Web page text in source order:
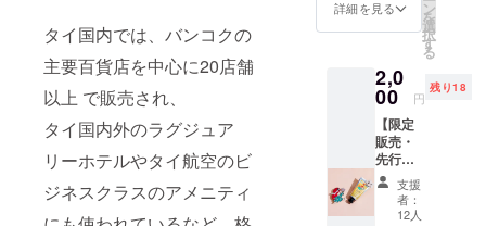
タイ国内では、バンコクの
主要百貨店を中心に20店舗
以上 で販売され、
タイ国内外のラグジュア
リーホテルやタイ航空のビ
ジネスクラスのアメニティ
ゼント致しま
詳細を見る ン
を
選
択
す
る
2,0
00 円
残り18
【限定
販売・
先行予
約】 マ
ムアン
ハンド
支援
者：
12人